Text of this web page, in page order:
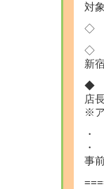
対
◇
◇
新
◆
店
※
・
・
事